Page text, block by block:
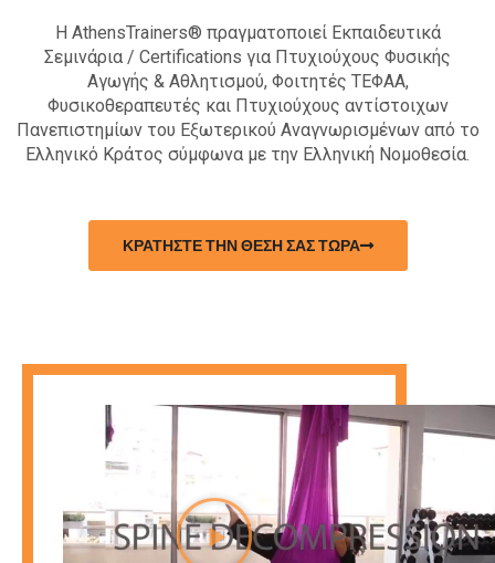
Η AthensTrainers® πραγματοποιεί Εκπαιδευτικά
Σεμινάρια / Certifications για Πτυχιούχους Φυσικής
Αγωγής & Αθλητισμού, Φοιτητές ΤΕΦΑΑ,
Φυσικοθεραπευτές και Πτυχιούχους αντίστοιχων
Πανεπιστημίων του Εξωτερικού Αναγνωρισμένων από το
Ελληνικό Κράτος σύμφωνα με την Ελληνική Νομοθεσία.
ΚΡΑΤΗΣΤΕ ΤΗΝ ΘΕΣΗ ΣΑΣ ΤΩΡΑ